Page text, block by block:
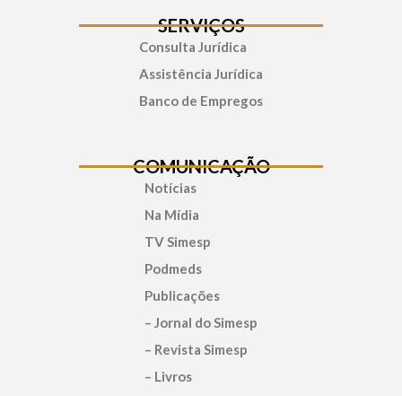
SERVIÇOS
Consulta Jurídica
Assistência Jurídica
Banco de Empregos
COMUNICAÇÃO
Notícias
Na Mídia
TV Simesp
Podmeds
Publicações
– Jornal do Simesp
– Revista Simesp
– Livros